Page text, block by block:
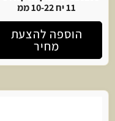
11 יח 10-22 ממ
הוספה להצעת
מחיר